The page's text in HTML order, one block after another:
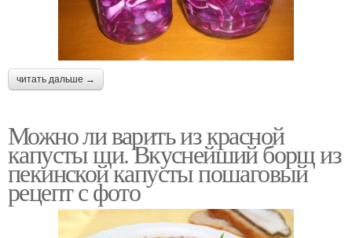
читать дальше →
Можно ли варить из красной
капусты щи. Вкуснейший борщ из
пекинской капусты пошаговый
рецепт с фото